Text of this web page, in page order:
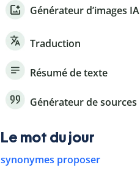
Générateur d’images IA
Traduction
Résumé de texte
Générateur de sources
Le mot du jour
synonymes proposer